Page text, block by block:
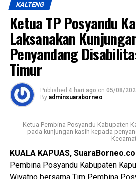
sumber daya manusia sebagai
yakni mewujudkan masyarakat
berdaya saing, sejahtera indah
Ia mengatakan keberhasilan
diukur dari kemajuan fisik dan
lahirnya generasi muda yang
nasionalisme mampu beradaptasi
zaman, serta tetap berpegang teguh
bernegara.
$Paskibraka merupakan wadah
generasi muda yang berlandaskan
cinta tanah air disiplin tanggung
KALTENG
Ketua TP Posyandu
Laksanakan
Penyandang
Timur
Published 4 hari ago on 05/08/
By adminsuaraborneo
Ketua Pembina Posyandu Kabupaten
pada kunjungan kasih kepada
KUALA KAPUAS,
Pembina Posyandu Kabupaten